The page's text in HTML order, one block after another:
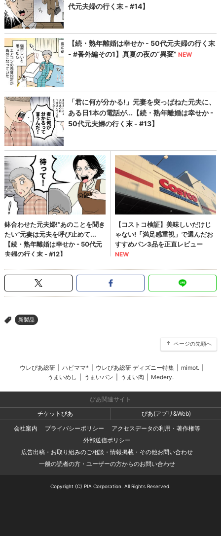
> 新製品
ページの先頭へ
ウレぴあ総研 ハピママ* ウレぴあ総研 ディズニー特集 mimot.
うまいめし
うまいパン うまい肉 Medery.
ぴあ関連サイト
チケットぴあ
ぴあ(アプリ&Web)
会社案内
プライバシーポリシー
アクセスデータの利用・著作権等
外部送信ポリシー
広告出稿・お取り組みのご相談・情報掲載・その他お問い合わせ
一般の読者の方・ユーザーの方からのお問い合わせ
Copyright (C) PIA Corporation. All Rights Reserved.